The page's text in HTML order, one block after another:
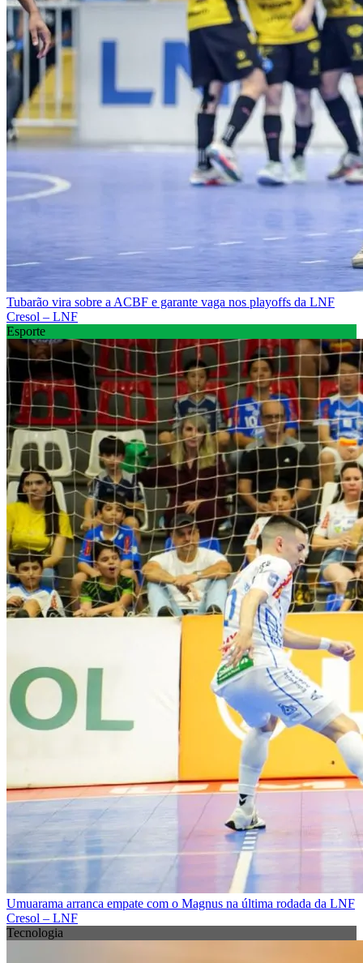
Tubarão vira sobre a ACBF e garante vaga nos playoffs da LNF
Cresol – LNF
Esporte
Umuarama arranca empate com o Magnus na última rodada da LNF
Cresol – LNF
Tecnologia